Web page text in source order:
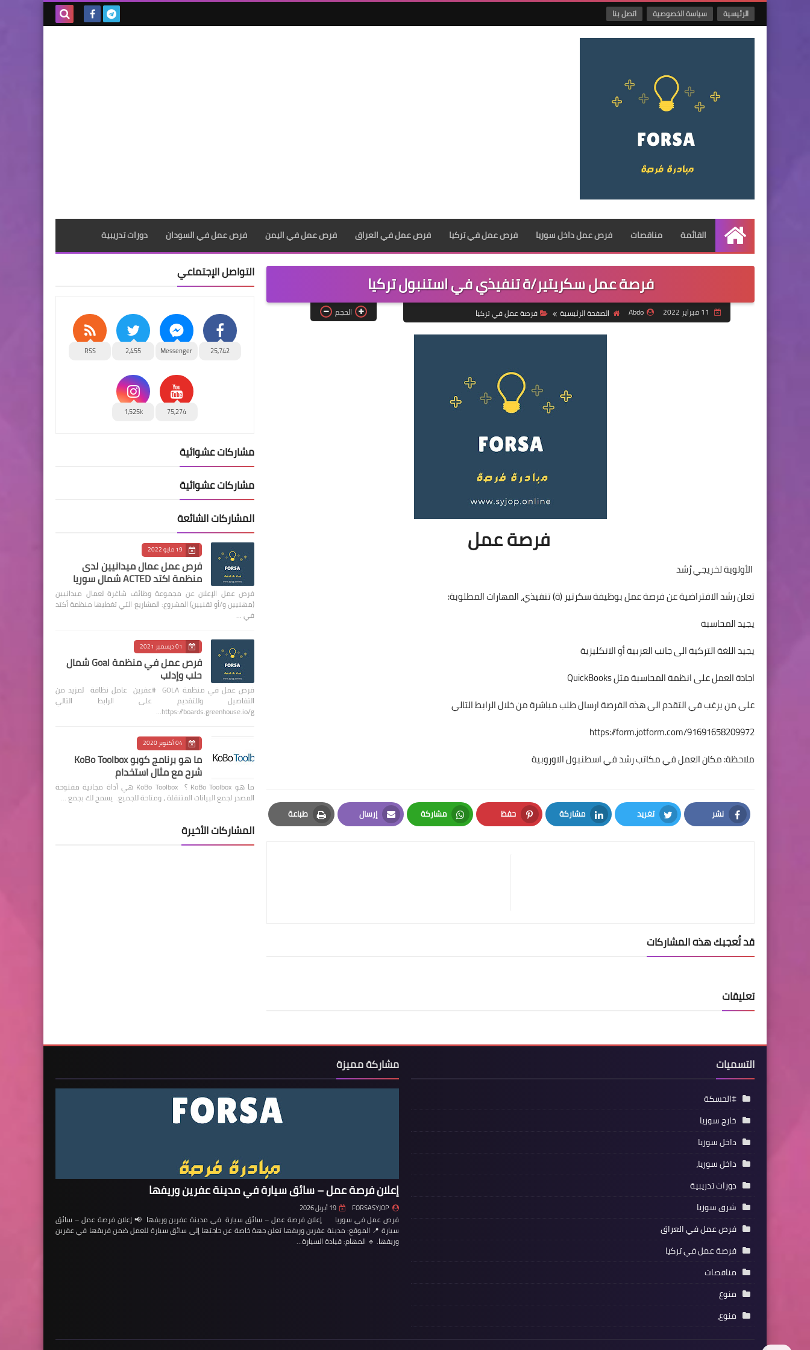
الرئيسية سياسة الخصوصية اتصل بنا
الرئيسية
القائمة مناقصات فرص عمل داخل سوريا فرص عمل في تركيا فرص عمل في العراق فرص عمل في اليمن فرص عمل في السودان دورات تدريبية
فرصة عمل سكريتير/ة تنفيذي في استنبول تركيا
Abdo الصفحة الرئيسية فرصة عمل في تركيا الحجم
فرصة عمل
الأولوية لخريجي رُشد
تعلن رشد الافتراضية عن فرصة عمل بوظيفة سكرتير (ة) تنفيذي، المهارات المطلوبة:
يجيد المحاسبة
يجيد اللغة التركية الى جانب العربية أو الانكليزية
اجادة العمل على انظمة المحاسبة مثل QuickBooks
على من يرغب في التقدم الى هذه الفرصة ارسال طلب مباشرة من خلال الرابط التالي
https://form.jotform.com/91691658209972
ملاحظة: مكان العمل في مكاتب رشد في اسطنبول الاوروبية
نشر
Facebook
تغريد
Twitter
مشاركة
LinkedIn
حفظ
Pinterest
مشاركة
Whatsapp
إرسال
Email
طباعة
Print
قد تُعجبك هذه المشاركات
تعليقات
التواصل الإجتماعي
25,742
Messenger
2,455
RSS
75,274
1,525k
مشاركات عشوائية
مشاركات عشوائية
المشاركات الشائعة
19 مايو 2022
فرص عمل عمال ميدانيين لدى
منظمة اكتد ACTED شمال سوريا
فرص عمل الإعلان عن مجموعة وظائف شاغرة لعمال ميدانيين
(مهنيين و/أو تقنيين) المشروع: المشاريع التي تغطيها منظمة أكتد
في …
01 ديسمبر 2021
فرص عمل في منظمة Goal شمال
حلب وإدلب
فرص عمل في منظمة GOLA #عفرين عامل نظافة لمزيد من
التفاصيل وللتقديم على الرابط التالي
https://boards.greenhouse.io/g…
04 أكتوبر 2020
ما هو برنامج كوبو KoBo Toolbox
شرح مع مثال استخدام
ما هو KoBo Toolbox ؟ KoBo Toolbox هي أداة مجانية مفتوحة
المصدر لجمع البيانات المتنقلة ، ومتاحة للجميع. يسمح لك بجمع …
المشاركات الأخيرة
التسميات
#الحسكة
خارج سوريا
داخل سوريا
داخل سوريا،
دورات تدريبية
شرق سوريا
فرص عمل في العراق
فرصة عمل في تركيا
مناقصات
منوع
منوع،
مشاركة مميزة
إعلان فرصة عمل – سائق سيارة في مدينة عفرين وريفها
FORSASYJOP 19 أبريل 2026
فرص عمل في سوريا إعلان فرصة عمل – سائق سيارة في مدينة عفرين وريفها 📢 إعلان فرصة عمل – سائق
سيارة 📍 الموقع: مدينة عفرين وريفها تعلن جهة خاصة عن حاجتها إلى سائق سيارة للعمل ضمن فريقها في عفرين
وريفها. 🔹 المهام: قيادة السيارة…